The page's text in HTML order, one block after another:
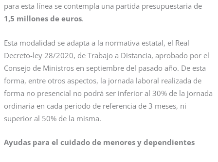
para esta línea se contempla una partida presupuestaria de
1,5 millones de euros.
Esta modalidad se adapta a la normativa estatal, el Real
Decreto-ley 28/2020, de Trabajo a Distancia, aprobado por el
Consejo de Ministros en septiembre del pasado año. De esta
forma, entre otros aspectos, la jornada laboral realizada de
forma no presencial no podrá ser inferior al 30% de la jornada
ordinaria en cada periodo de referencia de 3 meses, ni
superior al 50% de la misma.
Ayudas para el cuidado de menores y dependientes